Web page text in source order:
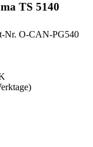
TS 5140
Nr. O-CAN-PG540